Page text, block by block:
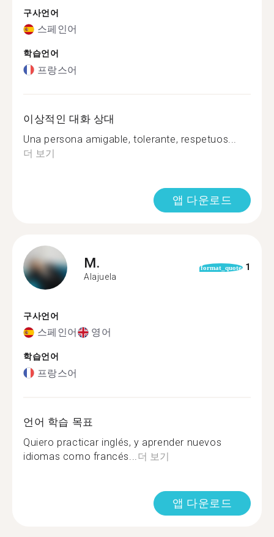
구사언어
스페인어
학습언어
프랑스어
이상적인 대화 상대
Una persona amigable, tolerante, respetuos...
더 보기
앱 다운로드
M.
Alajuela
format_quote 1
구사언어
스페인어 영어
학습언어
프랑스어
언어 학습 목표
Quiero practicar inglés, y aprender nuevos
idiomas como francés... 더 보기
앱 다운로드